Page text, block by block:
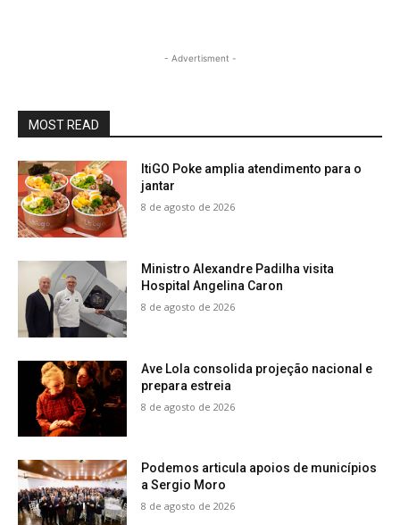
- Advertisment -
MOST READ
ItiGO Poke amplia atendimento para o
jantar
8 de agosto de 2026
Ministro Alexandre Padilha visita
Hospital Angelina Caron
8 de agosto de 2026
Ave Lola consolida projeção nacional e
prepara estreia
8 de agosto de 2026
Podemos articula apoios de municípios
a Sergio Moro
8 de agosto de 2026